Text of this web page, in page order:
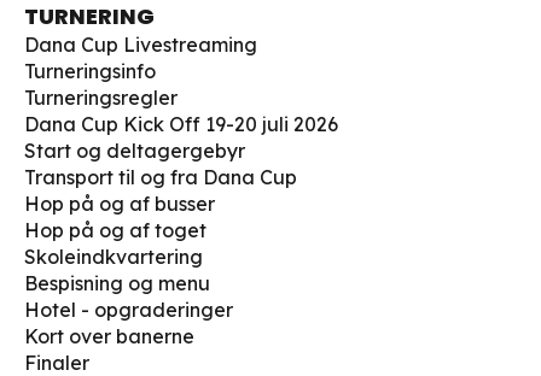
TURNERING
Dana Cup Livestreaming
Turneringsinfo
Turneringsregler
Dana Cup Kick Off 19-20 juli 2026
Start og deltagergebyr
Transport til og fra Dana Cup
Hop på og af busser
Hop på og af toget
Skoleindkvartering
Bespisning og menu
Hotel - opgraderinger
Kort over banerne
Finaler